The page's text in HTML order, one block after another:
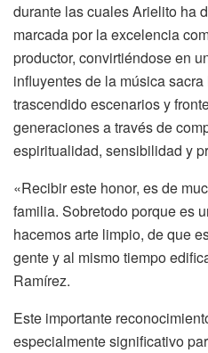
durante las cuales Arielito ha
marcada por la excelencia
productor, convirtiéndose en
influyentes de la música
trascendido escenarios y
generaciones a través de
espiritualidad, sensibilidad y
«Recibir este honor, es de
familia. Sobretodo porque es
hacemos arte limpio, de que
gente y al mismo tiempo
Ramírez.
Este importante
especialmente significativo